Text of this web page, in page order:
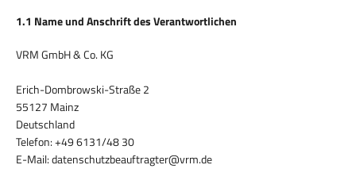
1.1 Name und Anschrift des Verantwortlichen
VRM GmbH & Co. KG
Erich-Dombrowski-Straße 2
55127 Mainz
Deutschland
Telefon: +49 6131/48 30
E-Mail: datenschutzbeauftragter@vrm.de